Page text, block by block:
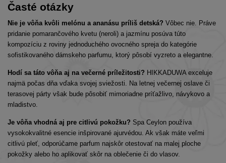
Časté otázky
Nie je vôňa kvôli melónu a ananásu príliš detská? Vôbec nie. Práve
pridanie pomarančového kvetu (neroli) a jazmínu posúva túto
kompozíciu z roviny jednoduchého ovocného spreja do kategórie
sofistikovaného dámskeho parfumu, ktorý pôsobí vyzreto a elegantne.
Hodí sa táto vôňa aj na večerné príležitosti? HIKKADUWA exceluje
najmä počas dňa vďaka svojej sviežosti. Na letnej večernej oslave či
terasovej párty však bude pôsobiť mimoriadne príťažlivo, návykovo a
mladistvo.
Je vôňa vhodná aj pre citlivú pokožku? Spa Ceylon používa
vysokokvalitné esencie inšpirované ajurvédou. Ak však máte veľmi
citlivú pleť, odporúčame parfum najskôr otestovať na malej ploche
pokožky alebo ho aplikovať skôr na oblečenie či do vlasov.